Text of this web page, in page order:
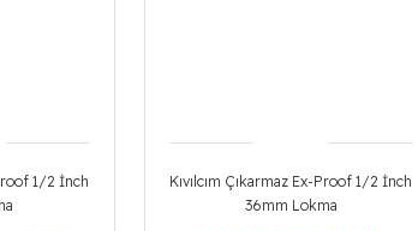
1/2 İnch
Kıvılcım Çıkarmaz Ex-Proof 1/2 İnch
36mm Lokma